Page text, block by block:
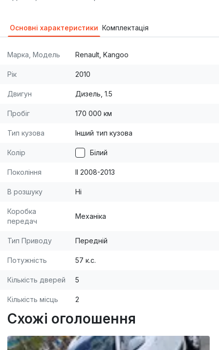
Основні характеристики Комплектація
Марка, Модель Renault, Kangoo
Рік 2010
Двигун Дизель, 1.5
Пробіг 170 000 км
Тип кузова Інший тип кузова
Колір Білий
Покоління II 2008-2013
В розшуку Ні
Коробка
передач
Механіка
Тип Приводу Передній
Потужність 57 к.с.
Кількість дверей 5
Кількість місць 2
Схожі оголошення